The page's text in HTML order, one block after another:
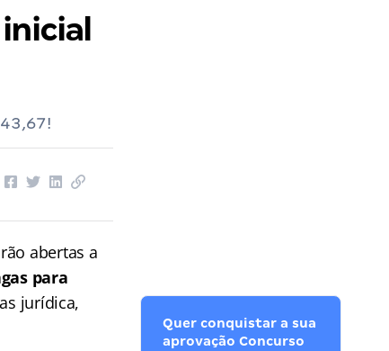
abertas a
para
jurídica,
Quer conquistar a sua
aprovação Concurso